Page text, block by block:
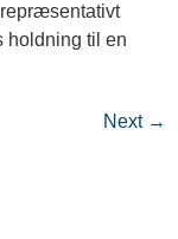
holdning til en
Next →